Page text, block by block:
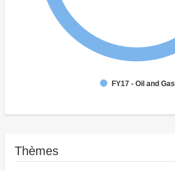
FY17 - Oil and Gas
Thèmes